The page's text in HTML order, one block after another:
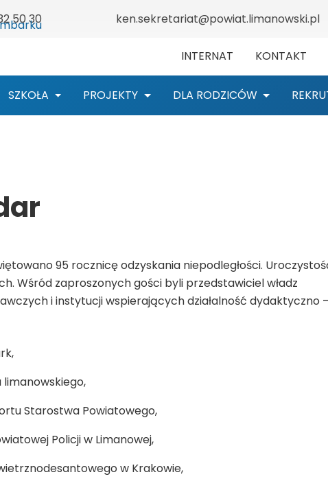
50 30 ken.sekretariat@powiat.limanowski.pl
INTERNAT KONTAKT
SZKOŁA PROJEKTY DLA RODZICÓW
95 rocznicę odzyskania niepodległości.
Wśród zaproszonych gości byli przedstawiciel władz
i instytucji wspierających działalność dydaktyczno –
limanowskiego,
Starostwa Powiatowego,
Policji w Limanowej,
w Krakowie,